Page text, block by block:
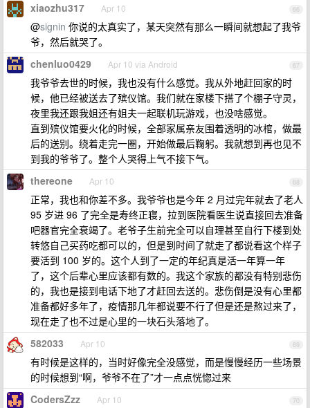
66
xiaozhu317 Apr 10
@signin 你说的太真实了，某天突然有那么一瞬间就想起了我爷
爷，然后就哭了。
67
chenluo0429 Apr 10 via Android
我爷爷去世的时候，我也没有什么感觉。我从外地赶回家的时
候，他已经被送去了殡仪馆。我们就在家楼下搭了个棚子守灵，
夜里我还跟我姐还有姐夫一起联机玩游戏，也没啥感觉。
直到殡仪馆要火化的时候，全部家属亲友围着透明的冰棺，做最
后的送别。绕着走完一圈，开始做最后鞠躬。我就想到再也见不
到我的爷爷了。整个人哭得上气不接下气。
68
thereone Apr 10
正常，我也和你差不多。我爷爷也是今年 2 月过完年就去了老人
95 岁进 96 了完全是寿终正寝，拉到医院看医生说直接回去准备
吧器官完全衰竭了。老爷子生前完全可以自理甚至自行下楼到处
转悠自己买药吃都可以的，但是到时间了就走了都说看这个样子
要活到 100 岁的。这个人到了一定的年纪真是活一年算一年
了，这个后辈心里应该都有数的。我这个家族的都没有特别悲伤
的，我也是接到电话下地了才赶回去送的。悲伤倒是没有心里都
准备都好多年了，疫情那几年都说要不行了但是还是熬过来了，
现在走了也不过是心里的一块石头落地了。
69
582033 Apr 10
有时候是这样的，当时好像完全没感觉，而是慢慢经历一些场景
的时候想到“啊，爷爷不在了”才一点点恍惚过来
70
CodersZzz Apr 10